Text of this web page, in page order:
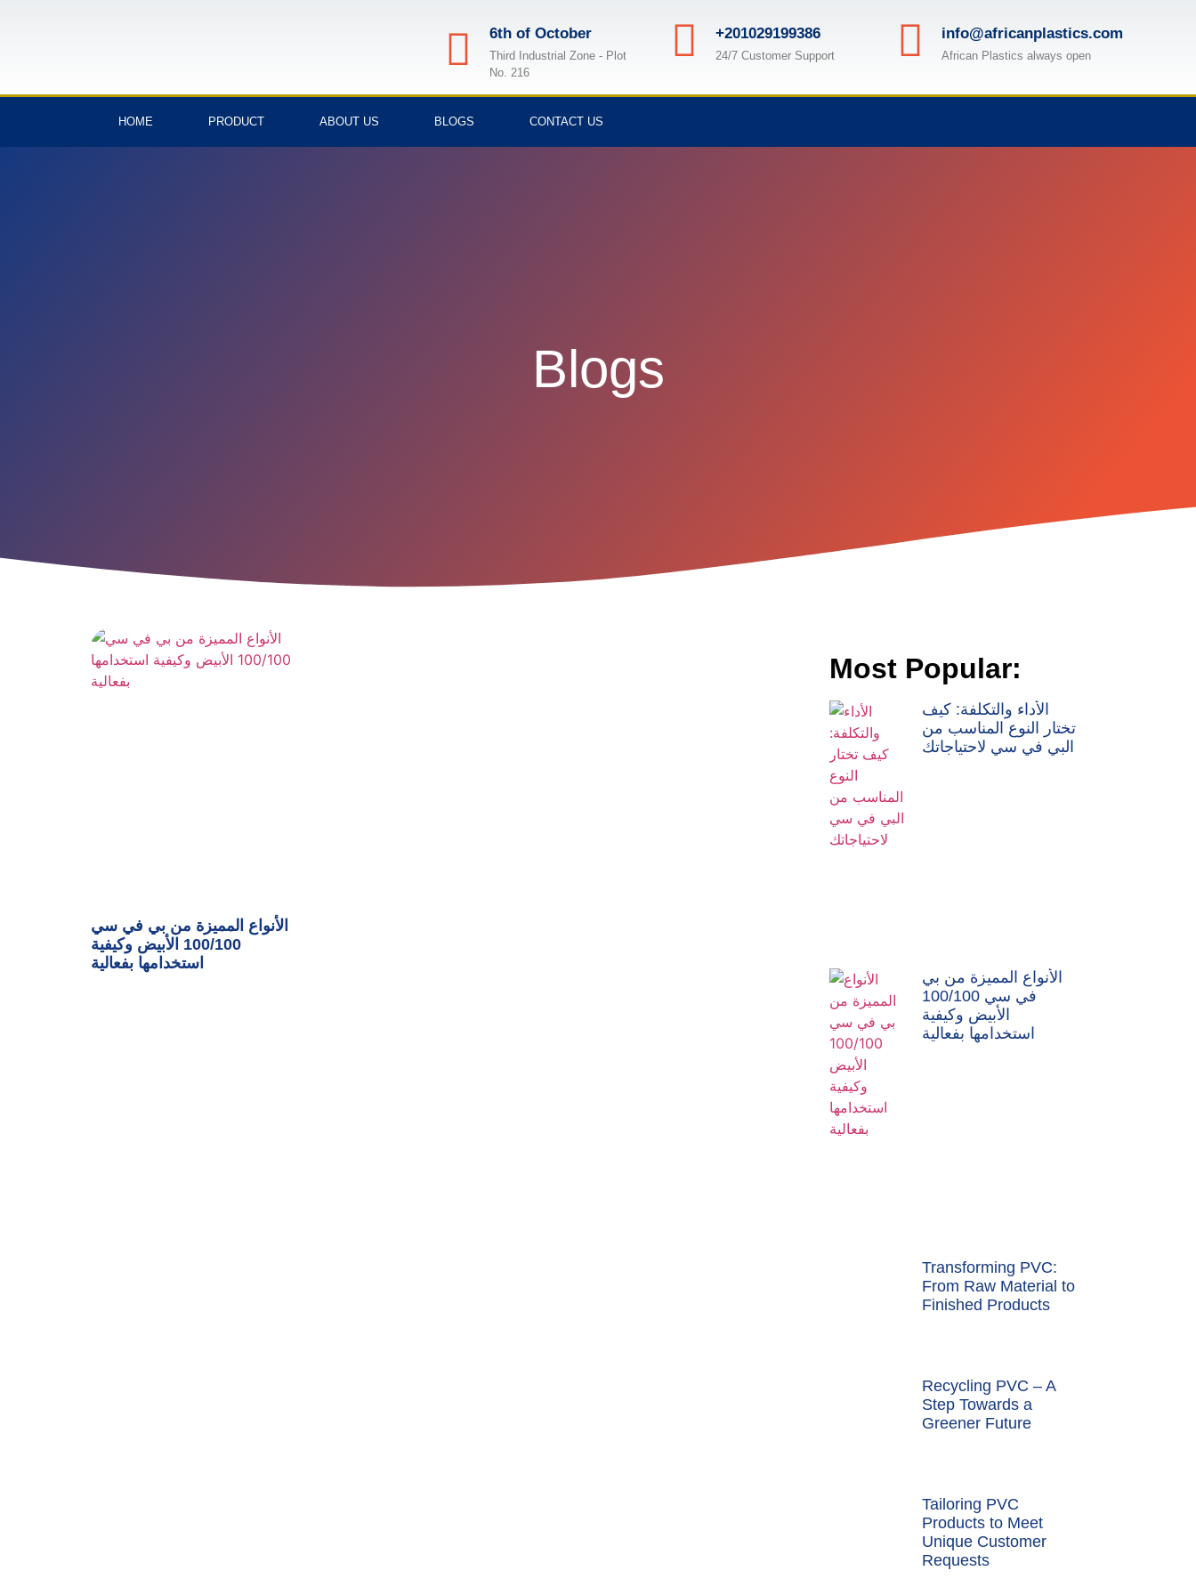
6th of October
Third Industrial Zone - Plot
No. 216
+201029199386
24/7 Customer Support
info@africanplastics.com
African Plastics always open
HOME PRODUCT ABOUT US BLOGS CONTACT US
Blogs
الأنواع المميزة من بي في سي
100/100 الأبيض وكيفية
استخدامها بفعالية
Most Popular:
الأداء والتكلفة: كيف
تختار النوع المناسب من
البي في سي لاحتياجاتك
الأنواع المميزة من بي
في سي 100/100
الأبيض وكيفية
استخدامها بفعالية
Transforming PVC:
From Raw Material to
Finished Products
Recycling PVC – A
Step Towards a
Greener Future
Tailoring PVC
Products to Meet
Unique Customer
Requests